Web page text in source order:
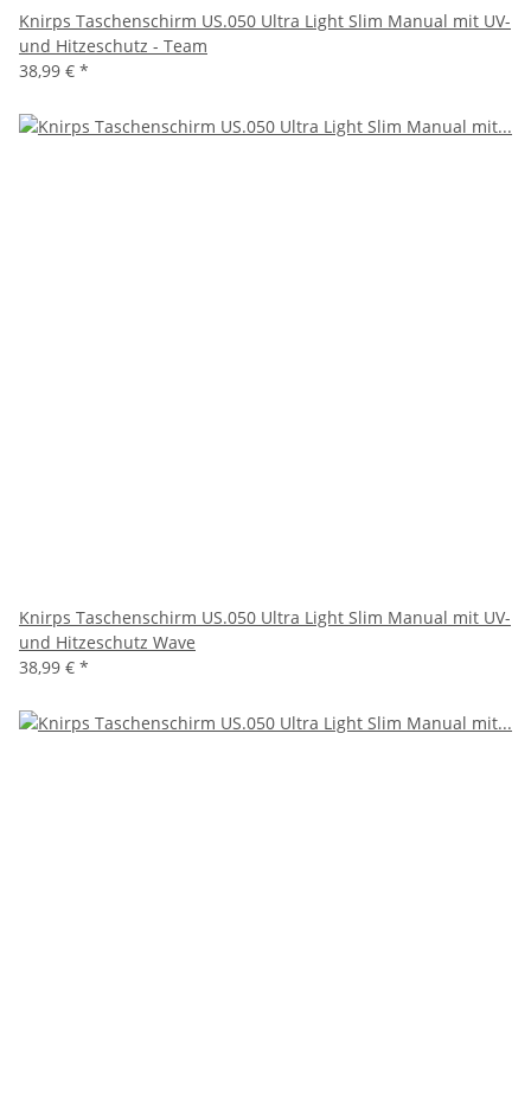
Knirps Taschenschirm US.050 Ultra Light Slim Manual mit UV-
und Hitzeschutz - Team
38,99 € *
Knirps Taschenschirm US.050 Ultra Light Slim Manual mit UV-
und Hitzeschutz Wave
38,99 € *